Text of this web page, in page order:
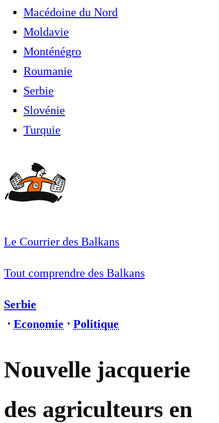
Macédoine du Nord
Moldavie
Monténégro
Roumanie
Serbie
Slovénie
Turquie
Le Courrier des Balkans
Tout comprendre des Balkans
Serbie
⋅ Economie ⋅ Politique
Nouvelle jacquerie
des agriculteurs en